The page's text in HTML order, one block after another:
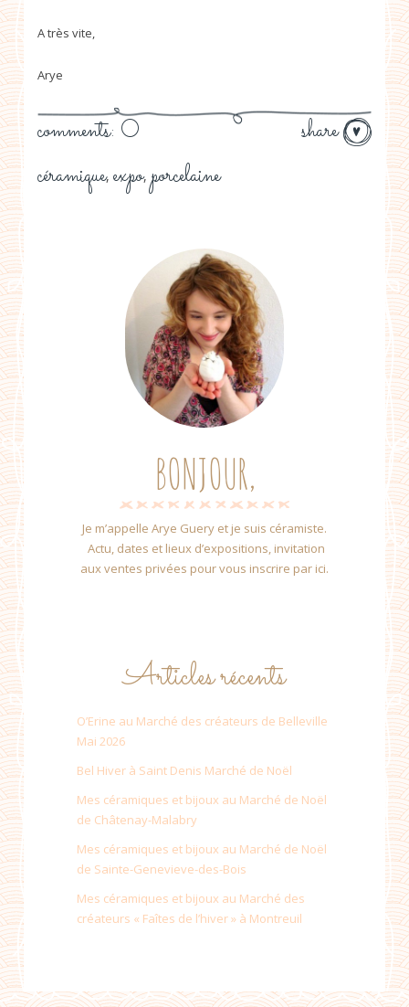
A très vite,
Arye
share
comments: 0
céramique, expo, porcelaine
BONJOUR,
Je m’appelle Arye Guery et je suis céramiste.
Actu, dates et lieux d’expositions, invitation
aux ventes privées pour vous inscrire par ici.
Articles récents
O’Erine au Marché des créateurs de Belleville
Mai 2026
Bel Hiver à Saint Denis Marché de Noël
Mes céramiques et bijoux au Marché de Noël
de Châtenay-Malabry
Mes céramiques et bijoux au Marché de Noël
de Sainte-Genevieve-des-Bois
Mes céramiques et bijoux au Marché des
créateurs « Faîtes de l’hiver » à Montreuil